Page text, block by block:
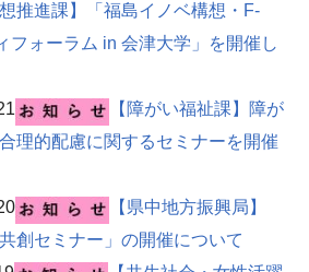
推進課】「福島イノベ構想・F-
フォーラム in 会津大学」を開催し
【障がい福祉課】障が
理的配慮に関するセミナーを開催
【県中地方振興局】
創セミナー」の開催について